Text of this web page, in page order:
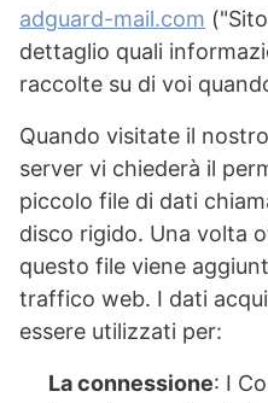
adguard-mail.com
dettaglio quali
raccolte su di voi
Quando visitate il
server vi chiederà il
piccolo file di dati
disco rigido. Una volta
questo file viene
traffico web. I dati
essere utilizzati per:
La connessione: I